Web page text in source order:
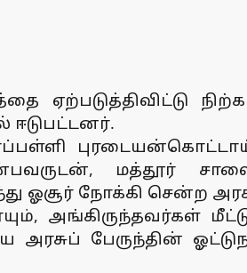
ஏற்படுத்திவிட்டு
ஈடுபட்டனர்.
மத்தூர்
ஓசூர் நோக்கி சென்ற
அங்கிருந்தவர்கள்
அரசுப் பேருந்தின்